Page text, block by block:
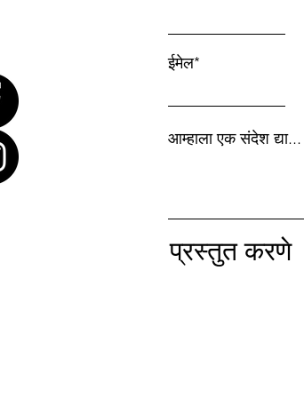
ईमेल*
आम्हाला एक संदेश द्या...
प्रस्तुत करणे